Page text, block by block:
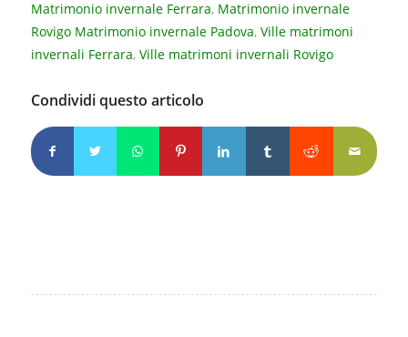
Matrimonio invernale Ferrara, Matrimonio invernale
Rovigo Matrimonio invernale Padova, Ville matrimoni
invernali Ferrara, Ville matrimoni invernali Rovigo
Condividi questo articolo